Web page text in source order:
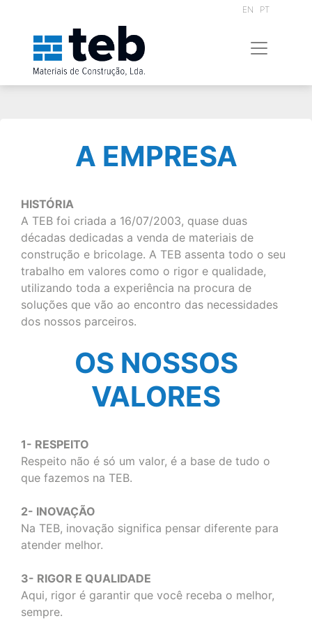
EN PT
A EMPRESA
HISTÓRIA
A TEB foi criada a 16/07/2003, quase duas
décadas dedicadas a venda de materiais de
construção e bricolage. A TEB assenta todo o seu
trabalho em valores como o rigor e qualidade,
utilizando toda a experiência na procura de
soluções que vão ao encontro das necessidades
dos nossos parceiros.
OS NOSSOS
VALORES
1- RESPEITO
Respeito não é só um valor, é a base de tudo o
que fazemos na TEB.
2- INOVAÇÃO
Na TEB, inovação significa pensar diferente para
atender melhor.
3- RIGOR E QUALIDADE
Aqui, rigor é garantir que você receba o melhor,
sempre.